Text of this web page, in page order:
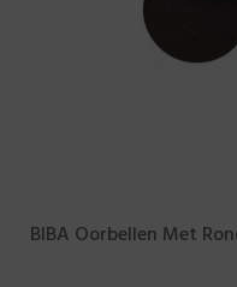
BIBA Oorbellen Met